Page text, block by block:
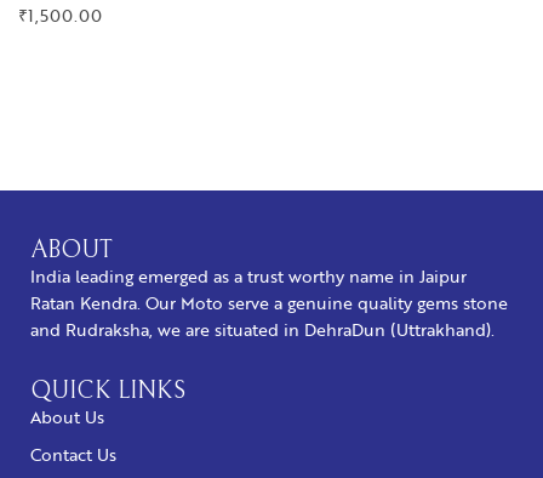
₹1,500.00
ABOUT
India leading emerged as a trust worthy name in Jaipur
Ratan Kendra. Our Moto serve a genuine quality gems stone
and Rudraksha, we are situated in DehraDun (Uttrakhand).
QUICK LINKS
About Us
Contact Us